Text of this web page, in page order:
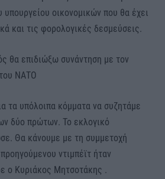
οικονομικών που θα έχει
και τις φορολογικές δεσμεύσεις.
θα επιδιώξω συνάντηση με τον
ΝΑΤΟ
τα υπόλοιπα κόμματα να συζητάμε
δύο πρώτων. Το εκλογικό
Θα κάνουμε με τη συμμετοχή
ντιμπέϊτ ήταν
ο Κυριάκος Μητσοτάκης .